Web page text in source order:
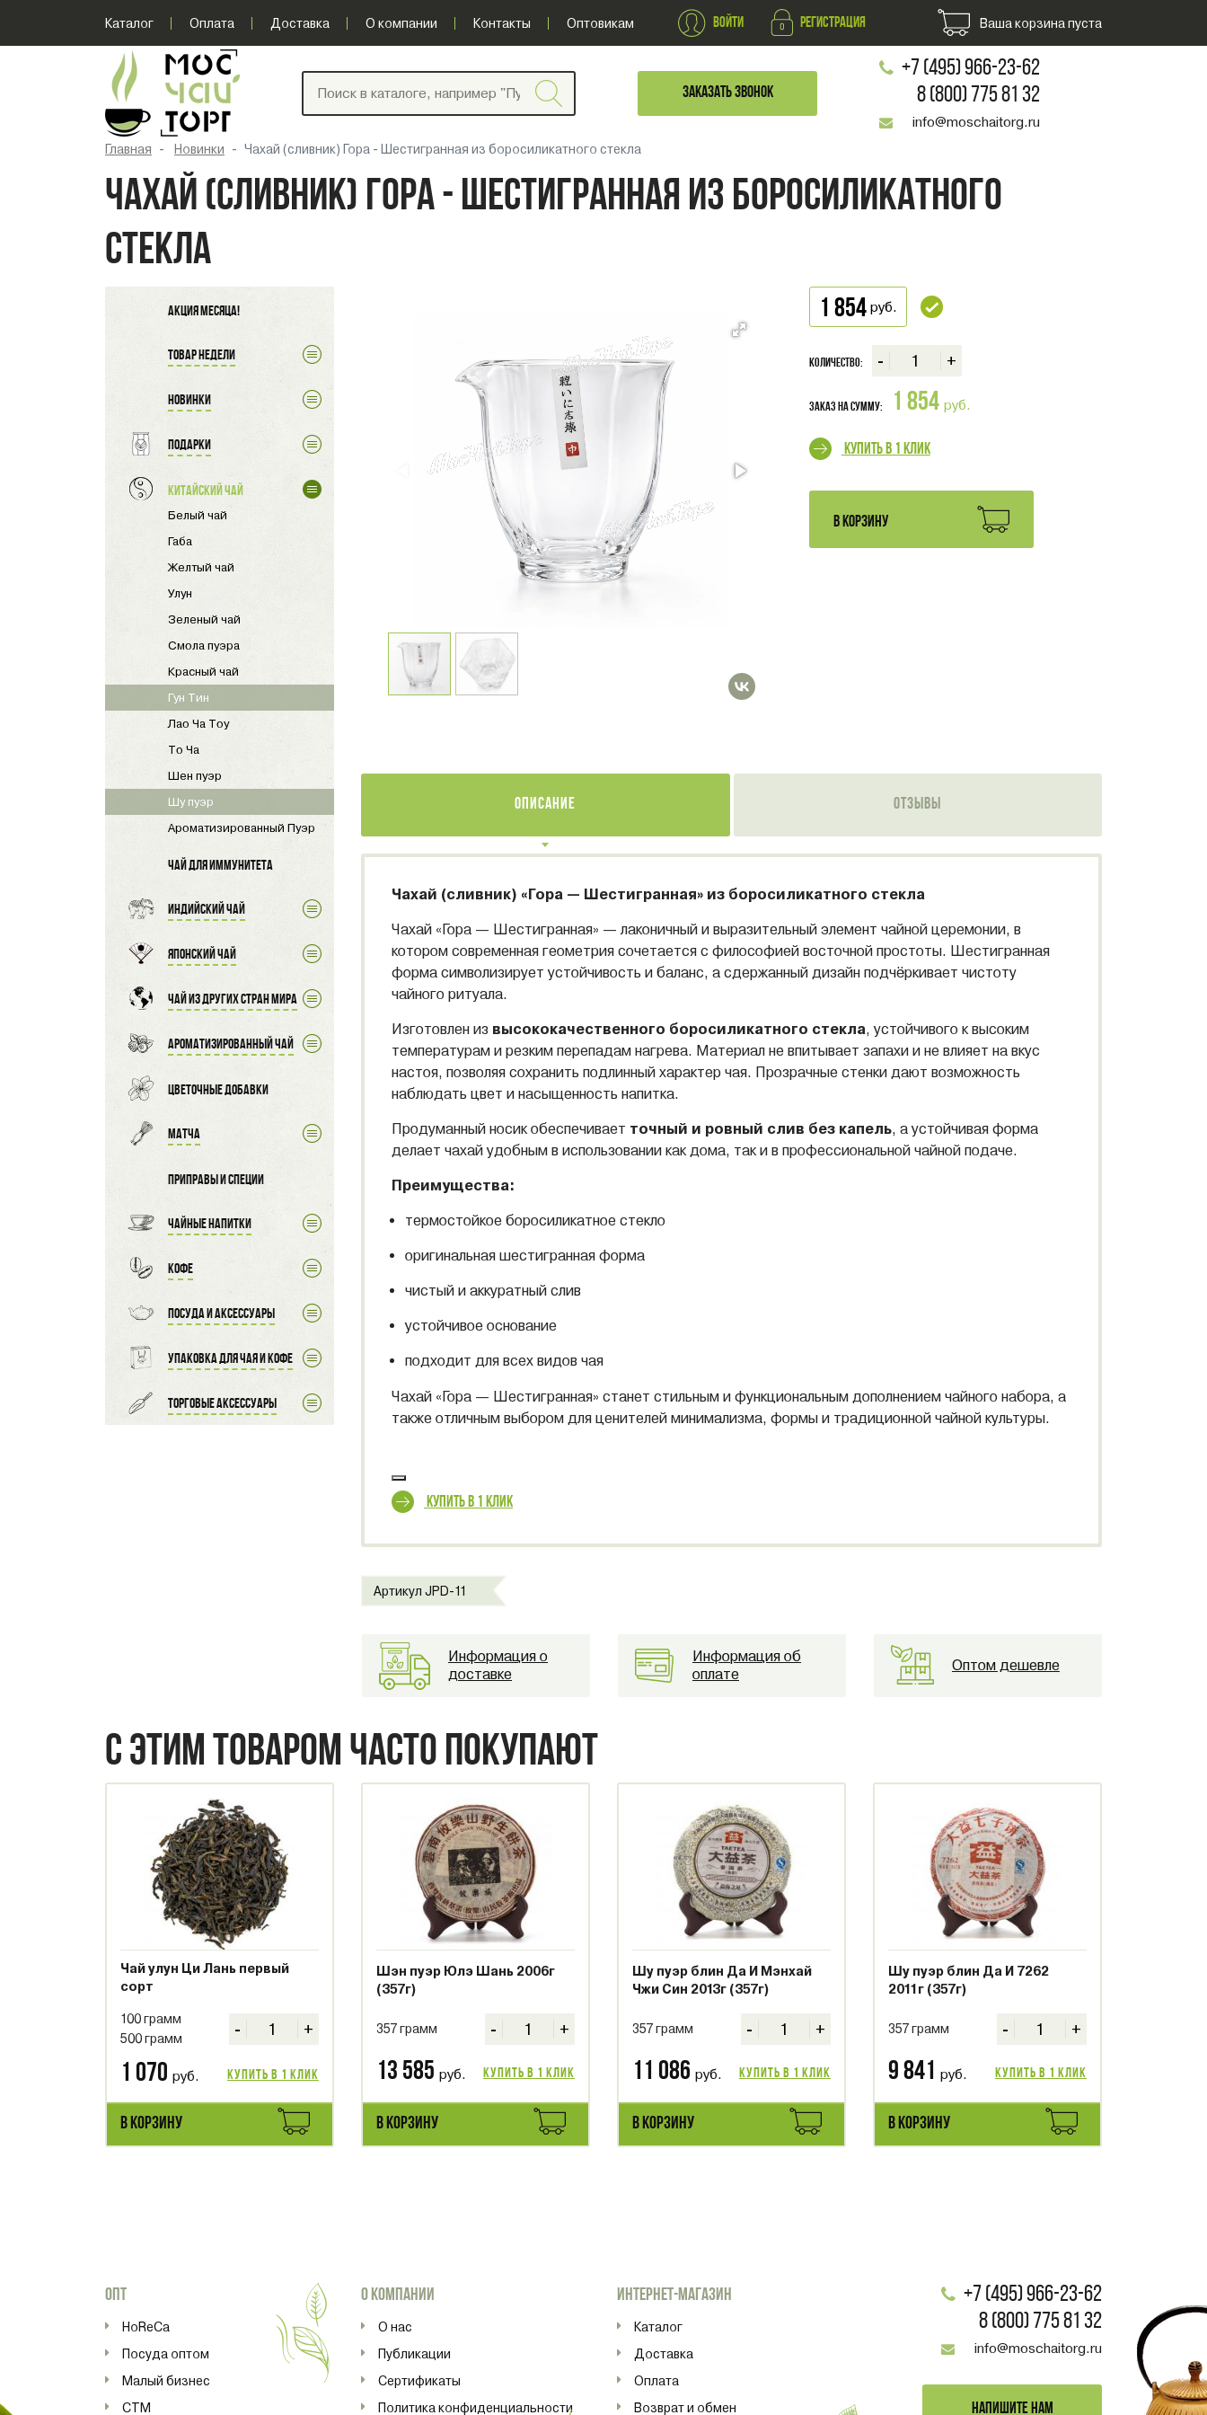
Каталог Оплата Доставка О компании Контакты Оптовикам ВОЙТИ РЕГИСТРАЦИЯ Ваша корзина пуста
ЗАКАЗАТЬ ЗВОНОК
+7 (495) 966-23-62
8 (800) 775 81 32
info@moschaitorg.ru
Главная Новинки Чахай (сливник) Гора - Шестигранная из боросиликатного стекла
ЧАХАЙ (СЛИВНИК) ГОРА - ШЕСТИГРАННАЯ ИЗ БОРОСИЛИКАТНОГО
СТЕКЛА
Акция месяца!
Товар недели
Новинки
Подарки
Китайский чай
Белый чай
Габа
Желтый чай
Улун
Зеленый чай
Смола пуэра
Красный чай
Гун Тин
Лао Ча Тоу
То Ча
Шен пуэр
Шу пуэр
Ароматизированный Пуэр
Чай для иммунитета
Индийский чай
Японский чай
Чай из других стран мира
Ароматизированный чай
Цветочные добавки
Матча
Приправы и специи
Чайные напитки
Кофе
Посуда и аксессуары
Упаковка для чая и кофе
Торговые аксессуары
1 854руб.
Количество: - +
Заказ на сумму: 1 854 руб.
Купить в 1 клик
В КОРЗИНУ
Описание Отзывы
Чахай (сливник) «Гора — Шестигранная» из боросиликатного стекла
Чахай «Гора — Шестигранная» — лаконичный и выразительный элемент чайной церемонии, в
котором современная геометрия сочетается с философией восточной простоты. Шестигранная
форма символизирует устойчивость и баланс, а сдержанный дизайн подчёркивает чистоту
чайного ритуала.
Изготовлен из высококачественного боросиликатного стекла, устойчивого к высоким
температурам и резким перепадам нагрева. Материал не впитывает запахи и не влияет на вкус
настоя, позволяя сохранить подлинный характер чая. Прозрачные стенки дают возможность
наблюдать цвет и насыщенность напитка.
Продуманный носик обеспечивает точный и ровный слив без капель, а устойчивая форма
делает чахай удобным в использовании как дома, так и в профессиональной чайной подаче.
Преимущества:
термостойкое боросиликатное стекло
оригинальная шестигранная форма
чистый и аккуратный слив
устойчивое основание
подходит для всех видов чая
Чахай «Гора — Шестигранная» станет стильным и функциональным дополнением чайного набора, а
также отличным выбором для ценителей минимализма, формы и традиционной чайной культуры.
Купить в 1 клик
Артикул JPD-11
Информация о
доставке
Информация об
оплате
Оптом дешевле
С ЭТИМ ТОВАРОМ ЧАСТО ПОКУПАЮТ
Чай улун Ци Лань первый
сорт
100 грамм
500 грамм
- +
1 070 руб. Купить в 1 клик
В КОРЗИНУ
Шэн пуэр Юлэ Шань 2006г
(357г)
357 грамм - +
13 585 руб. Купить в 1 клик
В КОРЗИНУ
Шу пуэр блин Да И Мэнхай
Чжи Син 2013г (357г)
357 грамм - +
11 086 руб. Купить в 1 клик
В КОРЗИНУ
Шу пуэр блин Да И 7262
2011г (357г)
357 грамм - +
9 841 руб. Купить в 1 клик
В КОРЗИНУ
ОПТ
HoReCa
Посуда оптом
Малый бизнес
СТМ
О КОМПАНИИ
О нас
Публикации
Сертификаты
Политика конфиденциальности
ИНТЕРНЕТ-МАГАЗИН
Каталог
Доставка
Оплата
Возврат и обмен
+7 (495) 966-23-62
8 (800) 775 81 32
info@moschaitorg.ru
НАПИШИТЕ НАМ